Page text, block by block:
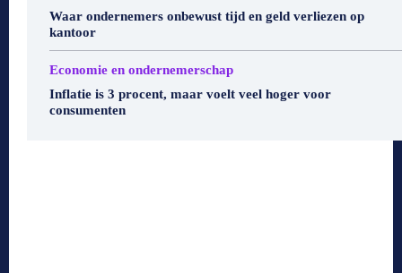
Waar ondernemers onbewust tijd en geld verliezen op
kantoor
Economie en ondernemerschap
Inflatie is 3 procent, maar voelt veel hoger voor
consumenten